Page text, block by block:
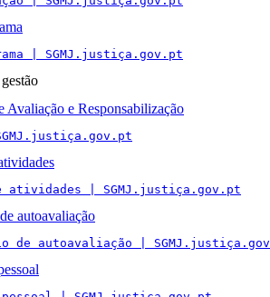
| SGMJ.justiça.gov.pt
Avaliação e Responsabilização
atividades | SGMJ.justiça.gov.pt
autoavaliação
de autoavaliação |